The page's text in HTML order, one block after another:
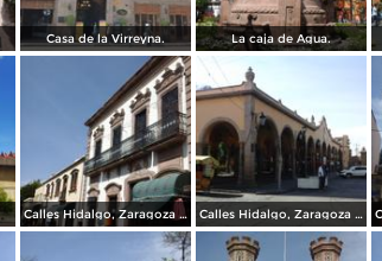
Casa de la Virreyna. La caja de Agua.
Calles Hidalgo, Zaragoza y calzada de Guadalupe. Calles Hidalgo, Zaragoza y calzada de Guadalupe.